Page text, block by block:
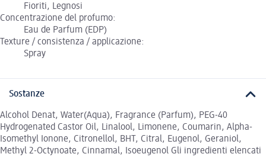
Fioriti, Legnosi
Concentrazione del profumo:
Eau de Parfum (EDP)
Texture / consistenza / applicazione:
Spray
Sostanze
Alcohol Denat, Water(Aqua), Fragrance (Parfum), PEG-40
Hydrogenated Castor Oil, Linalool, Limonene, Coumarin, Alpha-
Isomethyl Ionone, Citronellol, BHT, Citral, Eugenol, Geraniol,
Methyl 2-Octynoate, Cinnamal, Isoeugenol Gli ingredienti elencati